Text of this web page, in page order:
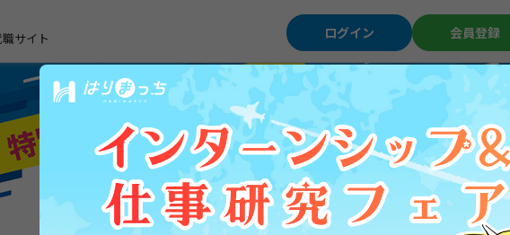
サイト
ログイン 会員登録